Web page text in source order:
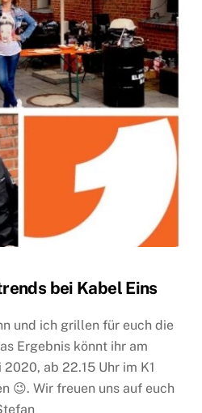
bei Kabel Eins
und ich grillen für euch die
Ergebnis könnt ihr am
ab 22.15 Uhr im K1
😉. Wir freuen uns auf euch